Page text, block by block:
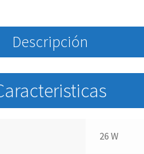
Descripción
26 W